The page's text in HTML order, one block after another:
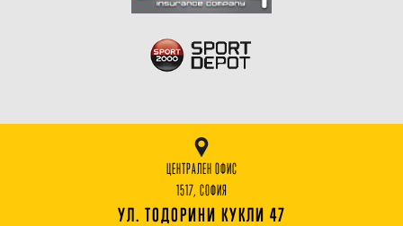
ЦЕНТРАЛЕН ОФИС
1517, СОФИЯ
УЛ. ТОДОРИНИ КУКЛИ 47